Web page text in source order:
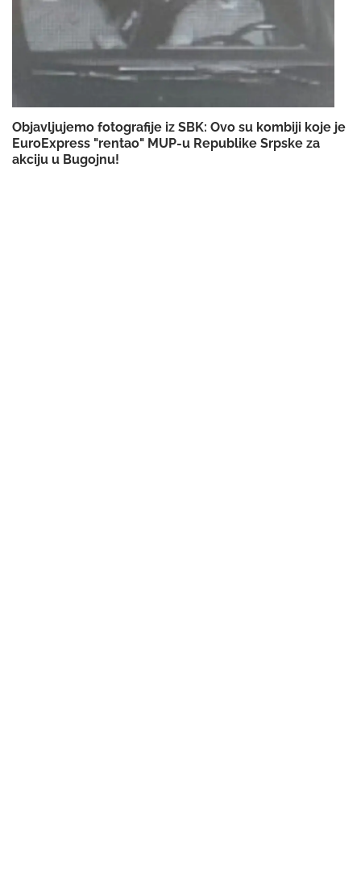
Objavljujemo fotografije iz SBK: Ovo su kombiji koje je
EuroExpress "rentao" MUP-u Republike Srpske za
akciju u Bugojnu!